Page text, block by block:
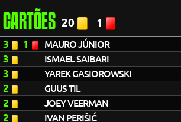
CARTÕES 20 1
3 1 MAURO JÚNIOR
3 ISMAEL SAIBARI
3 YAREK GASIOROWSKI
2 GUUS TIL
2 JOEY VEERMAN
2 IVAN PERIŠIĆ